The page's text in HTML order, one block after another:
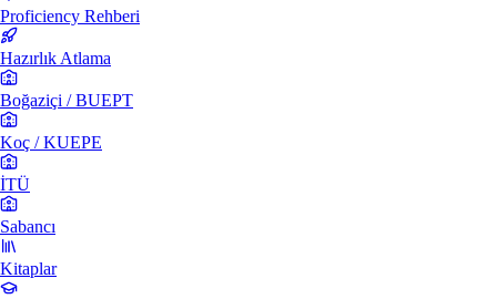
Proficiency Rehberi
Hazırlık Atlama
Boğaziçi / BUEPT
Koç / KUEPE
İTÜ
Sabancı
Kitaplar